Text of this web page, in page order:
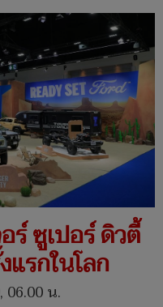
ร์ ซูเปอร์ ดิวตี้
แรกในโลก
น.